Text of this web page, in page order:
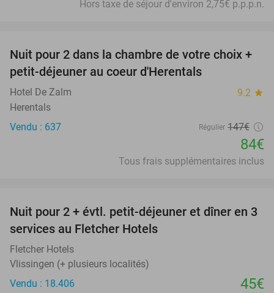
Hors taxe de séjour d'environ 2,75€ p.p.p.n.
43%
Nuit pour 2 dans la chambre de votre choix +
petit-déjeuner au coeur d'Herentals
Hotel De Zalm 9.2 star
Herentals
Vendu : 637
Régulier 147€
84€
Tous frais supplémentaires inclus
Nuit pour 2 + évtl. petit-déjeuner et dîner en 3
services au Fletcher Hotels
Fletcher Hotels
Vlissingen (+ plusieurs localités)
Vendu : 18.406
45€